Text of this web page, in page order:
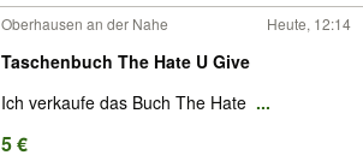
Oberhausen an der Nahe Heute, 12:14
Taschenbuch The Hate U Give
Ich verkaufe das Buch The Hate ...
5 €